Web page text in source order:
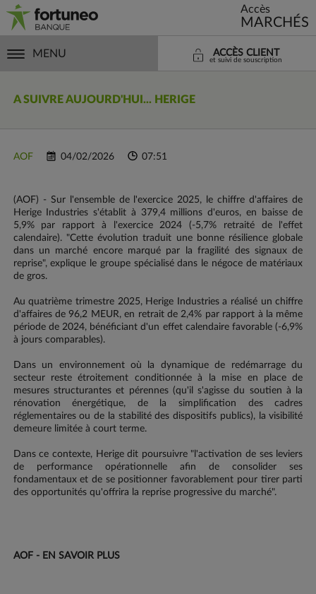
Accès
MARCHÉS
MENU ACCÈS CLIENT
et suivi de souscription
A SUIVRE AUJOURD'HUI... HERIGE
AOF 04/02/2026 07:51
(AOF) - Sur l'ensemble de l'exercice 2025, le chiffre d'affaires de
Herige Industries s'établit à 379,4 millions d'euros, en baisse de
5,9% par rapport à l'exercice 2024 (-5,7% retraité de l'effet
calendaire). "Cette évolution traduit une bonne résilience globale
dans un marché encore marqué par la fragilité des signaux de
reprise", explique le groupe spécialisé dans le négoce de matériaux
de gros.
Au quatrième trimestre 2025, Herige Industries a réalisé un chiffre
d'affaires de 96,2 MEUR, en retrait de 2,4% par rapport à la même
période de 2024, bénéficiant d'un effet calendaire favorable (-6,9%
à jours comparables).
Dans un environnement où la dynamique de redémarrage du
secteur reste étroitement conditionnée à la mise en place de
mesures structurantes et pérennes (qu'il s'agisse du soutien à la
rénovation énergétique, de la simplification des cadres
réglementaires ou de la stabilité des dispositifs publics), la visibilité
demeure limitée à court terme.
Dans ce contexte, Herige dit poursuivre "l'activation de ses leviers
de performance opérationnelle afin de consolider ses
fondamentaux et de se positionner favorablement pour tirer parti
des opportunités qu'offrira la reprise progressive du marché".
AOF - EN SAVOIR PLUS